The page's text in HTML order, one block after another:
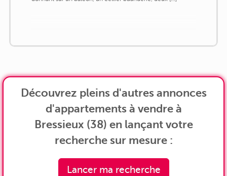
Découvrez pleins d'autres annonces
d'appartements à vendre à
Bressieux (38) en lançant votre
recherche sur mesure :
Lancer ma recherche